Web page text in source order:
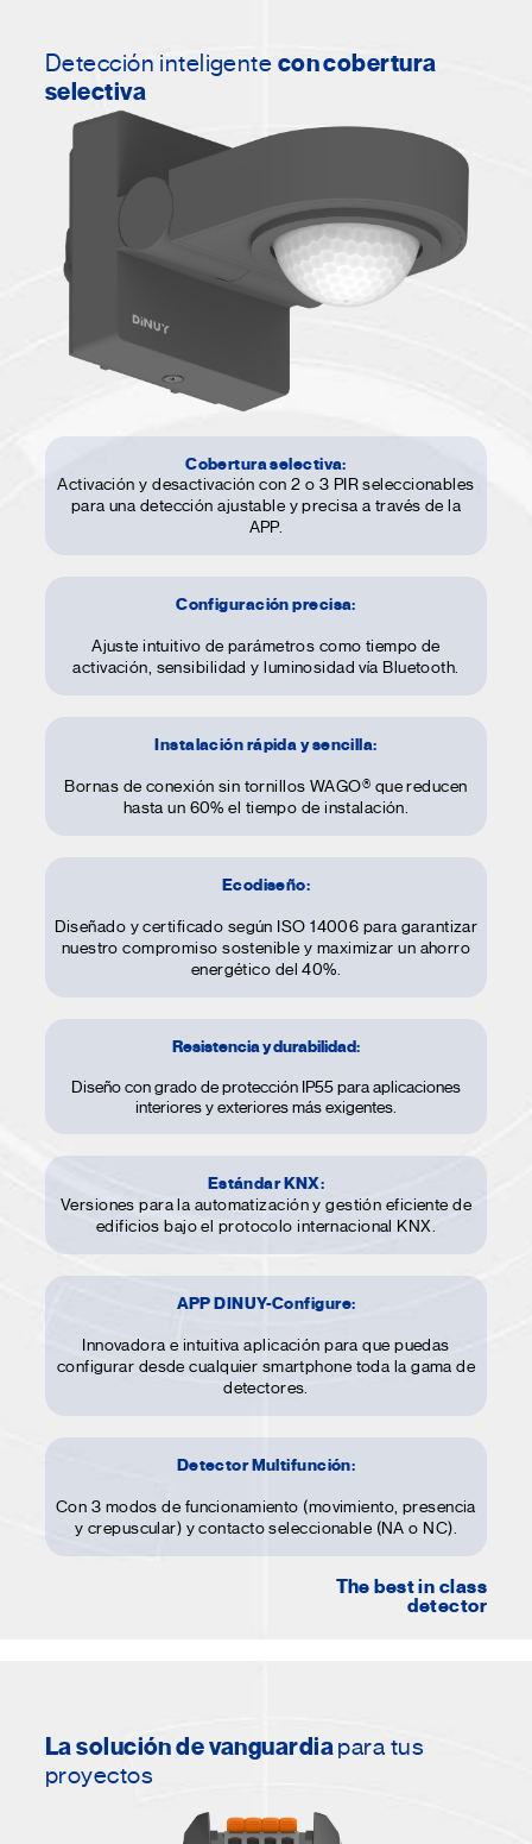
Detección inteligente con cobertura
selectiva
Cobertura selectiva:
Activación y desactivación con 2 o 3 PIR seleccionables
para una detección ajustable y precisa a través de la
APP.
Configuración precisa:
Ajuste intuitivo de parámetros como tiempo de
activación, sensibilidad y luminosidad vía Bluetooth.
Instalación rápida y sencilla:
Bornas de conexión sin tornillos WAGO® que reducen
hasta un 60% el tiempo de instalación.
Ecodiseño:
Diseñado y certificado según ISO 14006 para garantizar
nuestro compromiso sostenible y maximizar un ahorro
energético del 40%.
Resistencia y durabilidad:
Diseño con grado de protección IP55 para aplicaciones
interiores y exteriores más exigentes.
Estándar KNX:
Versiones para la automatización y gestión eficiente de
edificios bajo el protocolo internacional KNX.
APP DINUY-Configure:
Innovadora e intuitiva aplicación para que puedas
configurar desde cualquier smartphone toda la gama de
detectores.
Detector Multifunción:
Con 3 modos de funcionamiento (movimiento, presencia
y crepuscular) y contacto seleccionable (NA o NC).
The best in class
detector
La solución de vanguardiapara tus
proyectos